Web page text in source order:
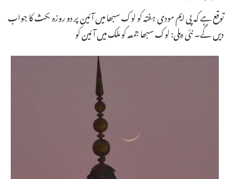
توقع ہے کہ پی ایم مودی ہفتہ کو لوک سبھا میں آئین پر دو روزہ بحث کا جواب
دیں گے۔ نئی دہلی: لوک سبھا جمعہ کو ملک میں آئین کو